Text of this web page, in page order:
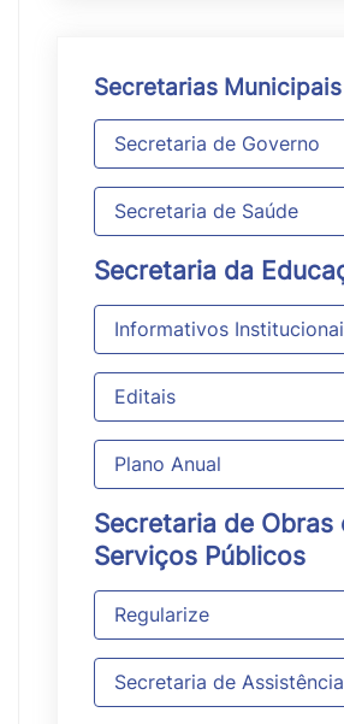
Secretarias Municipais
Secretaria de Governo
Secretaria de Saúde
Secretaria da
Informativos
Editais
Plano Anual
Secretaria de Obras
Serviços Públicos
Regularize
Secretaria de